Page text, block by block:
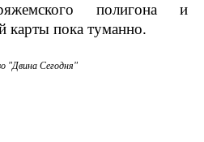
полигона и
карты пока туманно.
"Двина Сегодня"